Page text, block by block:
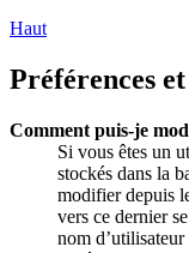
Haut
Préférences
Comment puis-je
Si vous êtes un
stockés dans la
modifier depuis
vers ce dernier
nom